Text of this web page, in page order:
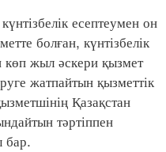
есептеумен он
болған, күнтізбелік
жыл әскери қызмет
жатпайтын қызметтік
Қазақстан
тәртіппен
бар.